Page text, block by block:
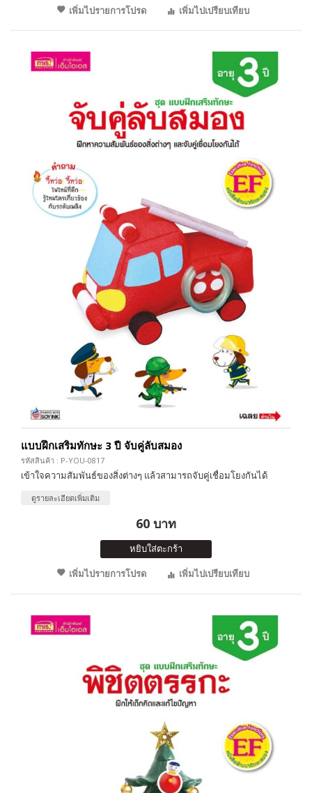
เพิ่มไปรายการโปรด
เพิ่มไปเปรียบเทียบ
แบบฝึกเสริมทักษะ 3 ปี จับคู่ลับสมอง
รหัสสินค้า : P-YOU-0817
เข้าใจความสัมพันธ์ของสิ่งต่างๆ แล้วสามารถจับคู่เชื่อมโยงกันได้
ดูรายละเอียดเพิ่มเติม
60 บาท
หยิบใส่ตะกร้า
เพิ่มไปรายการโปรด
เพิ่มไปเปรียบเทียบ